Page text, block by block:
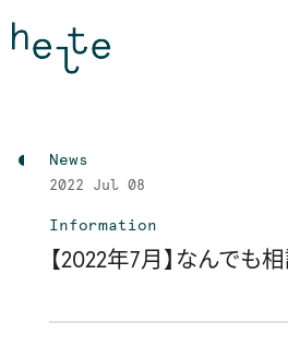
News
2022 Jul 08
Information
【2022年7月】なんでも